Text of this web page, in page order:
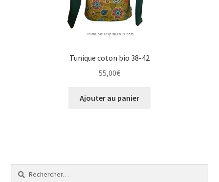
Tunique coton bio 38-42
55,00€
Ajouter au panier
Rechercher :